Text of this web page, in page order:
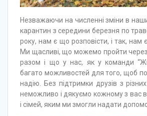
Незважаючи на численні зміни в
карантин з середини березня по
року, нам є що розповісти, і так, нам
Ми щасливі, що можемо пройти через
разом і що у нас, як у команди
багато можливостей для того, щоб
надію. Без підтримки друзів з
неможливо і дякуємо кожному з вас
і сімей, яким ми змогли надати